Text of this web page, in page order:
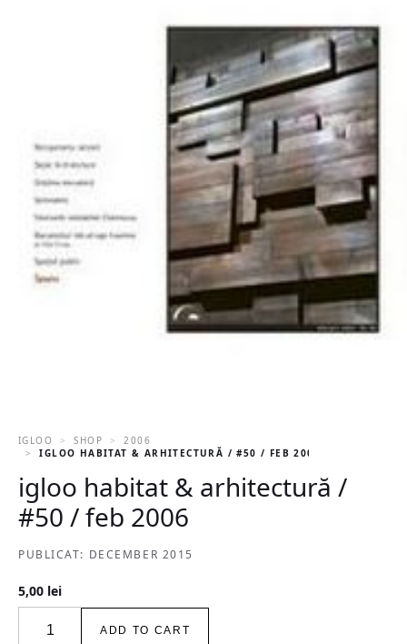
IGLOO SHOP
2006
IGLOO HABITAT & ARHITECTURĂ / #50 / FEB 2006
igloo habitat & arhitectură /
#50 / feb 2006
PUBLICAT: DECEMBER 2015
5,00 lei
habitat
ADD TO CART